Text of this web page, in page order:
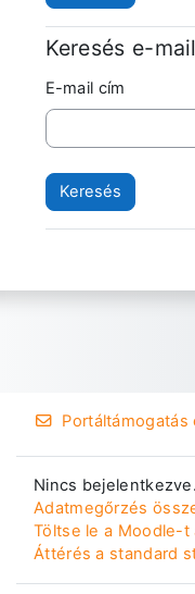
Keresés e-
Keresés e-
E-mail cím
Portáltámogatás
Nincs bejelentkezve.
Adatmegőrzés
Töltse le a Moodle-t
Áttérés a standard